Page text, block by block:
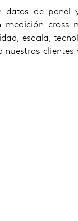
datos de
medición
escala,
nuestros clientes